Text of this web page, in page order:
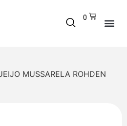
0
MUSSARELA ROHDEN